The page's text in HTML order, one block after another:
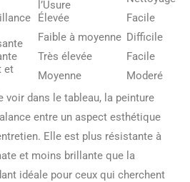
l’Usure
Élevée
Facile
Faible à moyenne Difficile
Très élevée
Facile
et
Moyenne
Moderé
voir dans le tableau, la peinture
entre un aspect esthétique
Elle est plus résistante à
et moins brillante que la
idéale pour ceux qui cherchent